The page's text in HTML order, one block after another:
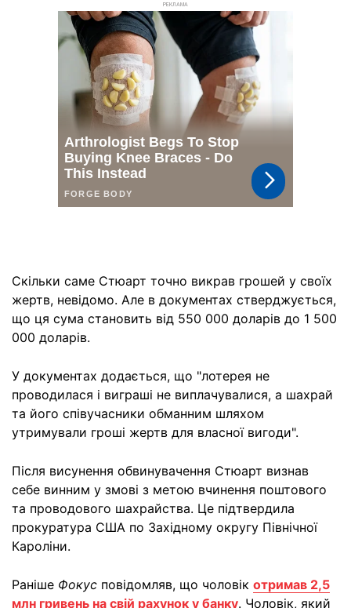
РЕКЛАМА
Скільки саме Стюарт точно викрав грошей у своїх
жертв, невідомо. Але в документах стверджується,
що ця сума становить від 550 000 доларів до 1 500
000 доларів.
У документах додається, що "лотерея не
проводилася і виграші не виплачувалися, а шахрай
та його співучасники обманним шляхом
утримували гроші жертв для власної вигоди".
Після висунення обвинувачення Стюарт визнав
себе винним у змові з метою вчинення поштового
та проводового шахрайства. Це підтвердила
прокуратура США по Західному округу Північної
Кароліни.
Раніше Фокус повідомляв, що чоловік отримав 2,5
млн гривень на свій рахунок у банку. Чоловік, який